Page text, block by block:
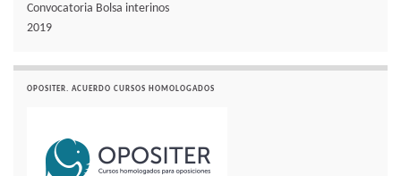
Convocatoria Bolsa interinos
2019
OPOSITER. ACUERDO CURSOS HOMOLOGADOS